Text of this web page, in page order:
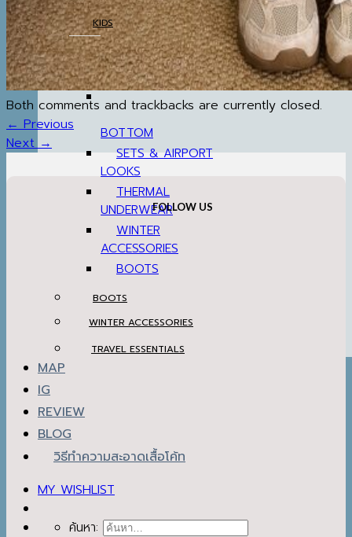
KIDS
COATS
TOP
BOTTOM
SETS & AIRPORT
LOOKS
THERMAL
UNDERWEAR
WINTER
ACCESSORIES
BOOTS
BOOTS
WINTER ACCESSORIES
TRAVEL ESSENTIALS
MAP
IG
REVIEW
BLOG
วิธีทำความสะอาดเสื้อโค้ท
MY WISHLIST
ค้นหา:
Both comments and trackbacks are currently closed.
←Previous
Next→
FOLLOW US